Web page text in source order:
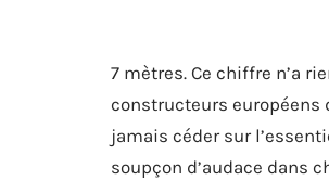
7 mètres. Ce chiffre n’a
constructeurs européens
jamais céder sur
soupçon d’audace dans